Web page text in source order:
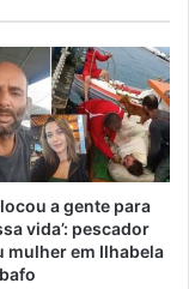
a gente para
vida’: pescador
mulher em Ilhabela